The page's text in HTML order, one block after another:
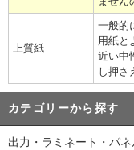
上質紙
一般的
用紙と
近い中
し押さ
カテゴリーから探す
出力・ラミネート・パネ